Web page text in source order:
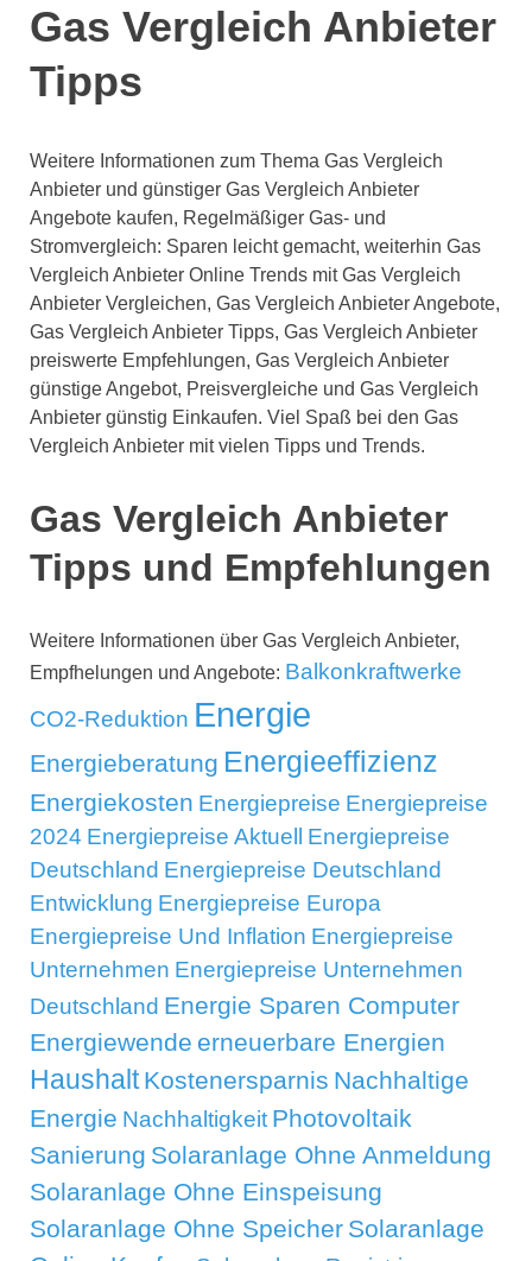
Gas Vergleich Anbieter
Tipps
Weitere Informationen zum Thema Gas Vergleich
Anbieter und günstiger Gas Vergleich Anbieter
Angebote kaufen, Regelmäßiger Gas- und
Stromvergleich: Sparen leicht gemacht, weiterhin Gas
Vergleich Anbieter Online Trends mit Gas Vergleich
Anbieter Vergleichen, Gas Vergleich Anbieter Angebote,
Gas Vergleich Anbieter Tipps, Gas Vergleich Anbieter
preiswerte Empfehlungen, Gas Vergleich Anbieter
günstige Angebot, Preisvergleiche und Gas Vergleich
Anbieter günstig Einkaufen. Viel Spaß bei den Gas
Vergleich Anbieter mit vielen Tipps und Trends.
Gas Vergleich Anbieter
Tipps und Empfehlungen
Weitere Informationen über Gas Vergleich Anbieter,
Empfhelungen und Angebote: Balkonkraftwerke
CO2-Reduktion Energie
Energieberatung Energieeffizienz
Energiekosten Energiepreise Energiepreise
2024 Energiepreise Aktuell
Energiepreise
Deutschland Energiepreise Deutschland
Entwicklung Energiepreise Europa
Energiepreise Und Inflation Energiepreise
Unternehmen Energiepreise Unternehmen
Deutschland Energie Sparen Computer
Energiewende erneuerbare Energien
Haushalt Kostenersparnis Nachhaltige
Energie Nachhaltigkeit Photovoltaik
Sanierung Solaranlage Ohne Anmeldung
Solaranlage Ohne Einspeisung
Solaranlage Ohne Speicher Solaranlage